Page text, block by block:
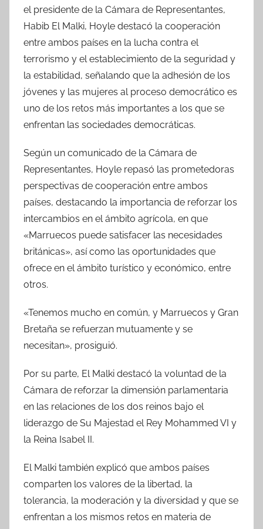
el presidente de la Cámara de Representantes,
Habib El Malki, Hoyle destacó la cooperación
entre ambos países en la lucha contra el
terrorismo y el establecimiento de la seguridad y
la estabilidad, señalando que la adhesión de los
jóvenes y las mujeres al proceso democrático es
uno de los retos más importantes a los que se
enfrentan las sociedades democráticas.
Según un comunicado de la Cámara de
Representantes, Hoyle repasó las prometedoras
perspectivas de cooperación entre ambos
países, destacando la importancia de reforzar los
intercambios en el ámbito agrícola, en que
«Marruecos puede satisfacer las necesidades
británicas», así como las oportunidades que
ofrece en el ámbito turístico y económico, entre
otros.
«Tenemos mucho en común, y Marruecos y Gran
Bretaña se refuerzan mutuamente y se
necesitan», prosiguió.
Por su parte, El Malki destacó la voluntad de la
Cámara de reforzar la dimensión parlamentaria
en las relaciones de los dos reinos bajo el
liderazgo de Su Majestad el Rey Mohammed VI y
la Reina Isabel II.
El Malki también explicó que ambos países
comparten los valores de la libertad, la
tolerancia, la moderación y la diversidad y que se
enfrentan a los mismos retos en materia de